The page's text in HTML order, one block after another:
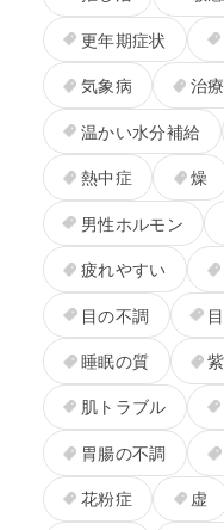
更年期症状
気象病
治療
温かい水分補給
熱中症
燥
男性ホルモン
疲れやすい
目の不調
睡眠の質
肌トラブル
胃腸の不調
花粉症
虚